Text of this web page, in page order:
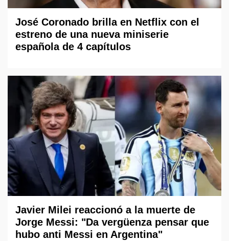
José Coronado brilla en Netflix con el
estreno de una nueva miniserie
española de 4 capítulos
Javier Milei reaccionó a la muerte de
Jorge Messi: "Da vergüenza pensar que
hubo anti Messi en Argentina"